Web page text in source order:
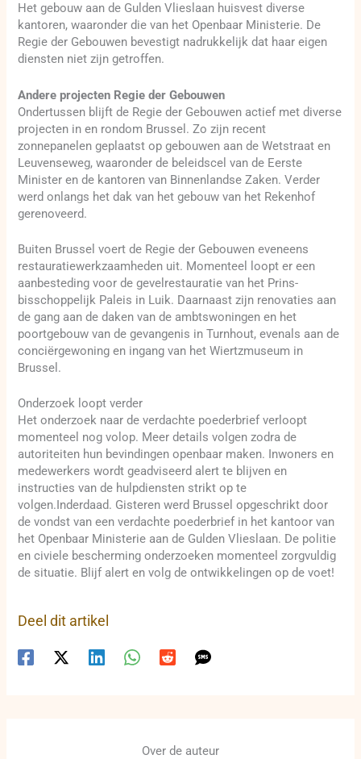
Het gebouw aan de Gulden Vlieslaan huisvest diverse
kantoren, waaronder die van het Openbaar Ministerie. De
Regie der Gebouwen bevestigt nadrukkelijk dat haar eigen
diensten niet zijn getroffen.
Andere projecten Regie der Gebouwen
Ondertussen blijft de Regie der Gebouwen actief met diverse
projecten in en rondom Brussel. Zo zijn recent
zonnepanelen geplaatst op gebouwen aan de Wetstraat en
Leuvenseweg, waaronder de beleidscel van de Eerste
Minister en de kantoren van Binnenlandse Zaken. Verder
werd onlangs het dak van het gebouw van het Rekenhof
gerenoveerd.
Buiten Brussel voert de Regie der Gebouwen eveneens
restauratiewerkzaamheden uit. Momenteel loopt er een
aanbesteding voor de gevelrestauratie van het Prins-
bisschoppelijk Paleis in Luik. Daarnaast zijn renovaties aan
de gang aan de daken van de ambtswoningen en het
poortgebouw van de gevangenis in Turnhout, evenals aan de
conciërgewoning en ingang van het Wiertzmuseum in
Brussel.
Onderzoek loopt verder
Het onderzoek naar de verdachte poederbrief verloopt
momenteel nog volop. Meer details volgen zodra de
autoriteiten hun bevindingen openbaar maken. Inwoners en
medewerkers wordt geadviseerd alert te blijven en
instructies van de hulpdiensten strikt op te
volgen.Inderdaad. Gisteren werd Brussel opgeschrikt door
de vondst van een verdachte poederbrief in het kantoor van
het Openbaar Ministerie aan de Gulden Vlieslaan. De politie
en civiele bescherming onderzoeken momenteel zorgvuldig
de situatie. Blijf alert en volg de ontwikkelingen op de voet!
Deel dit artikel
Over de auteur